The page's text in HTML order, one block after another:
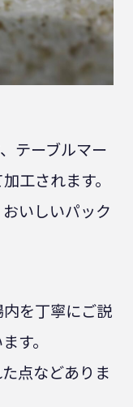
テーブルマー
工されます。
いしいパック
を丁寧にご説
す。
点などありま